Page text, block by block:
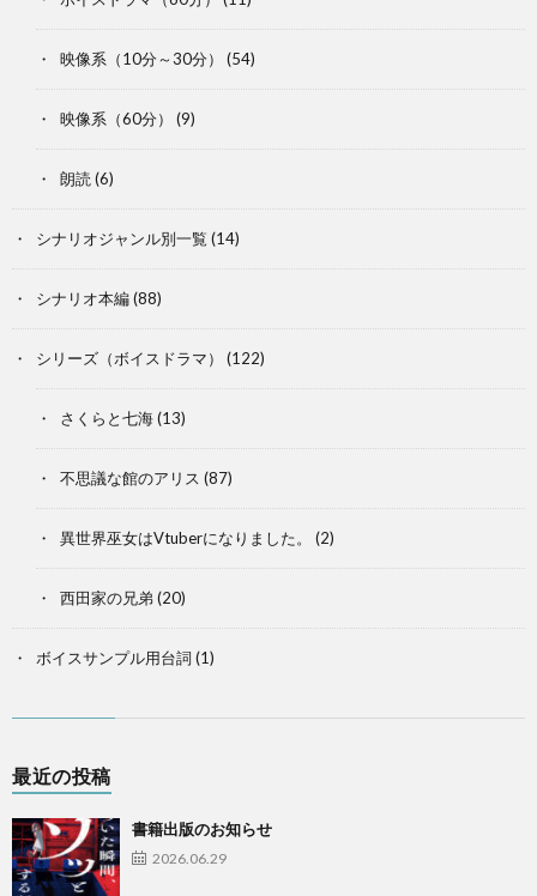
映像系（10分～30分） (54)
映像系（60分） (9)
朗読 (6)
シナリオジャンル別一覧 (14)
シナリオ本編(88)
シリーズ（ボイスドラマ） (122)
さくらと七海(13)
不思議な館のアリス (87)
異世界巫女はVtuberになりました。 (2)
西田家の兄弟(20)
ボイスサンプル用台詞 (1)
最近の投稿
書籍出版のお知らせ
2026.06.29